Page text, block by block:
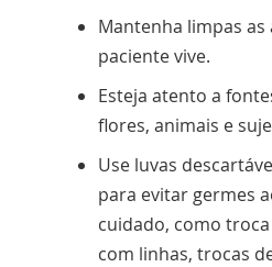
Mantenha limpas as
paciente vive.
Esteja atento a
flores, animais e
Use luvas
para evitar germes
cuidado, como
com linhas, trocas